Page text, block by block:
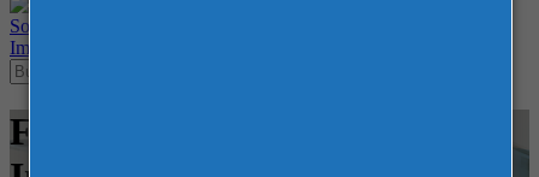
Sobre
Imprensa
Feiras - Lima - Peru - Feira